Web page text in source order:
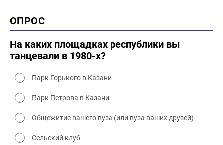
1990-2000 культура
2000 промышленность
2000 культура
ОПРОС
На каких площадках республики вы
танцевали в 1980-х?
Парк Горького в Казани
Парк Петрова в Казани
Общежитие вашего вуза (или вуза ваших друзей)
Сельский клуб